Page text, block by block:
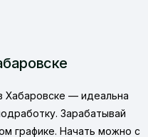
Хабаровске — идеальна
Зарабатывай
графике. Начать можно с